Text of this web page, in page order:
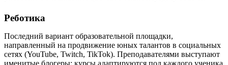
Реботика
Последний вариант образовательной площадки,
направленный на продвижение юных талантов в социальных
сетях (YouTube, Twitch, TikTok). Преподавателями выступают
именитые блогеры: курсы адаптируются под каждого ученика